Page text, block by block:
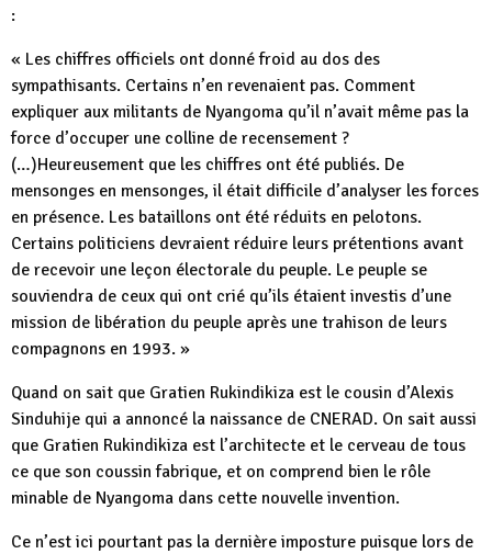
:
« Les chiffres officiels ont donné froid au dos des
sympathisants. Certains n’en revenaient pas. Comment
expliquer aux militants de Nyangoma qu’il n’avait même pas la
force d’occuper une colline de recensement ?
(…)Heureusement que les chiffres ont été publiés. De
mensonges en mensonges, il était difficile d’analyser les forces
en présence. Les bataillons ont été réduits en pelotons.
Certains politiciens devraient réduire leurs prétentions avant
de recevoir une leçon électorale du peuple. Le peuple se
souviendra de ceux qui ont crié qu’ils étaient investis d’une
mission de libération du peuple après une trahison de leurs
compagnons en 1993. »
Quand on sait que Gratien Rukindikiza est le cousin d’Alexis
Sinduhije qui a annoncé la naissance de CNERAD. On sait aussi
que Gratien Rukindikiza est l’architecte et le cerveau de tous
ce que son coussin fabrique, et on comprend bien le rôle
minable de Nyangoma dans cette nouvelle invention.
Ce n’est ici pourtant pas la dernière imposture puisque lors de